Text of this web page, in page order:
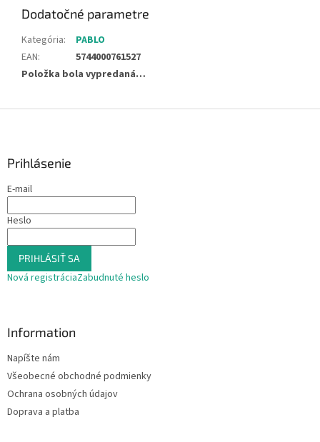
Dodatočné parametre
Kategória:
PABLO
EAN:
5744000761527
Položka bola vypredaná…
Prihlásenie
E-mail
Heslo
PRIHLÁSIŤ SA
Nová registráciaZabudnuté heslo
Information
Napíšte nám
Všeobecné obchodné podmienky
Ochrana osobných údajov
Doprava a platba